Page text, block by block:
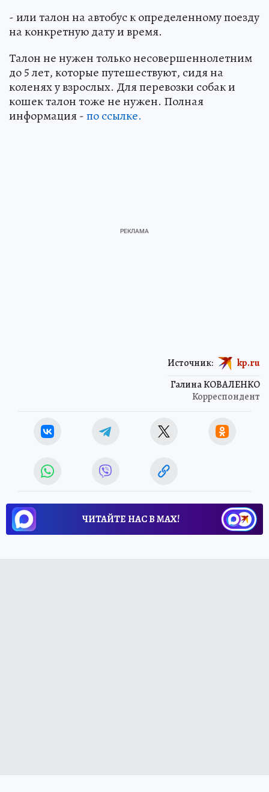
- или талон на автобус к определенному поезду
на конкретную дату и время.
Талон не нужен только несовершеннолетним
до 5 лет, которые путешествуют, сидя на
коленях у взрослых. Для перевозки собак и
кошек талон тоже не нужен. Полная
информация -по ссылке.
Галина КОВАЛЕНКО
Корреспондент
Источник: kp.ru
ЧИТАЙТЕ НАС В МАХ!